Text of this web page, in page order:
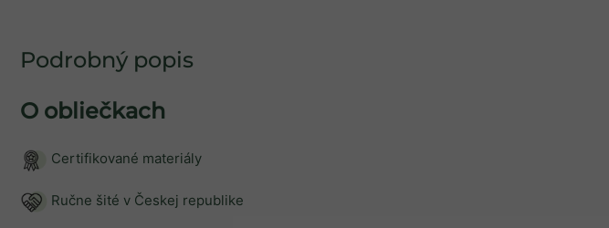
Podrobný popis
O obliečkach
Certifikované materiály
Ručne šité v Českej republike